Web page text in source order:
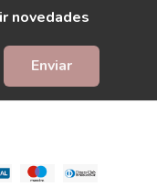
novedades
Enviar